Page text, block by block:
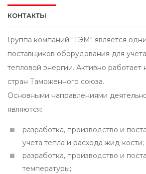
КОНТАКТЫ
Группа компаний "ТЭМ" является
поставщиков оборудования для
тепловой энергии. Активно работает
стран Таможенного союза.
Основными направлениями
являются:
разработка, производство и
учета тепла и расхода жид-кости;
разработка, производство и
температуры;